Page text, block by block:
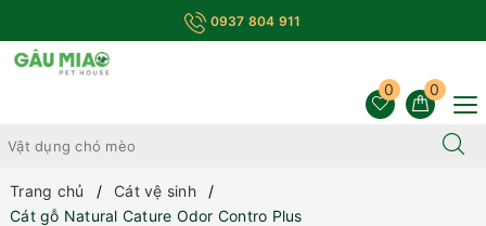
0937 804 911
0
0
Trang chủ
Cát vệ sinh
Cát gỗ Natural Cature Odor Contro Plus